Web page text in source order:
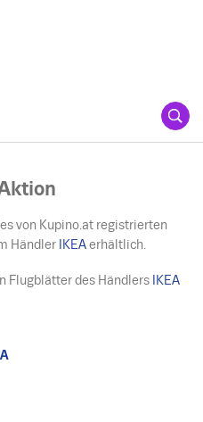
von Kupino.at registrierten
Händler IKEAerhältlich.
Flugblätter des Händlers IKEA